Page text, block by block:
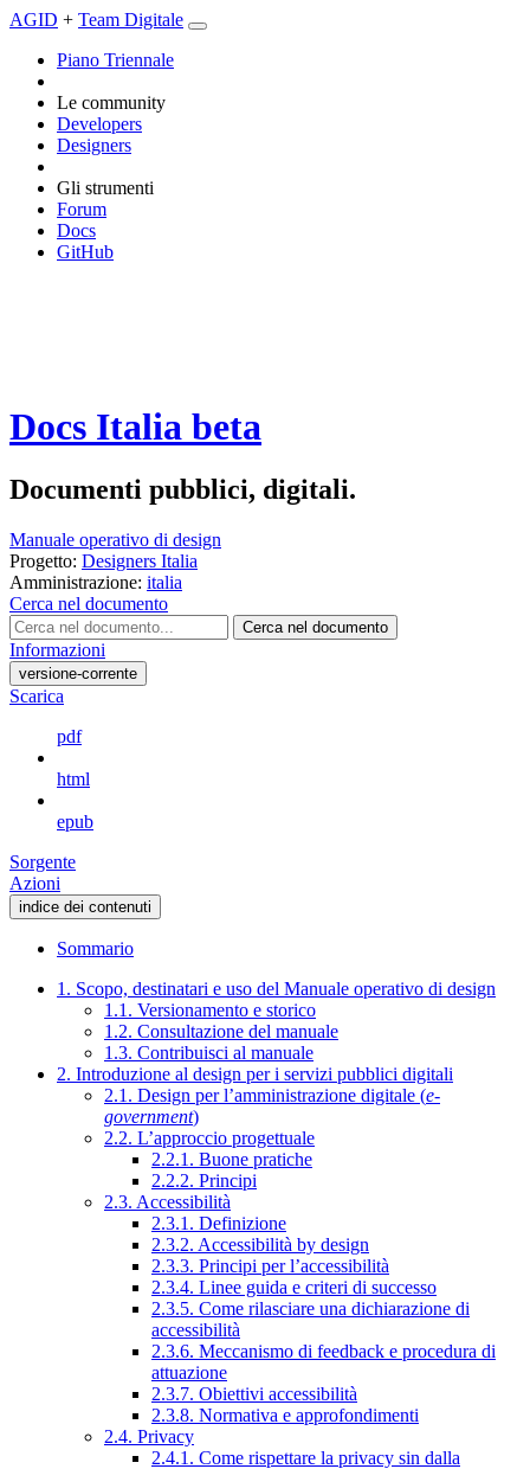
AGID + Team Digitale
Piano Triennale
Le community
Developers
Designers
Gli strumenti
Forum
Docs
GitHub
Docs Italia beta
Documenti pubblici, digitali.
Manuale operativo di design
Progetto: Designers Italia
Amministrazione: italia
Cerca nel documento
Cerca nel documento
Informazioni
versione-corrente
Scarica
pdf
html
epub
Sorgente
Azioni
indice dei contenuti
Sommario
1. Scopo, destinatari e uso del Manuale operativo di design
1.1. Versionamento e storico
1.2. Consultazione del manuale
1.3. Contribuisci al manuale
2. Introduzione al design per i servizi pubblici digitali
2.1. Design per l’amministrazione digitale (e-
government)
2.2. L’approccio progettuale
2.2.1. Buone pratiche
2.2.2. Principi
2.3. Accessibilità
2.3.1. Definizione
2.3.2. Accessibilità by design
2.3.3. Principi per l’accessibilità
2.3.4. Linee guida e criteri di successo
2.3.5. Come rilasciare una dichiarazione di
accessibilità
2.3.6. Meccanismo di feedback e procedura di
attuazione
2.3.7. Obiettivi accessibilità
2.3.8. Normativa e approfondimenti
2.4. Privacy
2.4.1. Come rispettare la privacy sin dalla